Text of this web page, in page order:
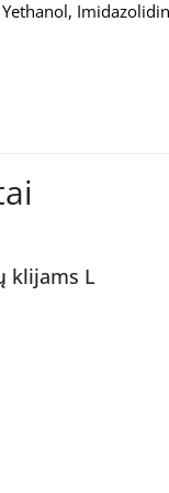
LAMINAVIMO
El. pašto adresas
klijams L